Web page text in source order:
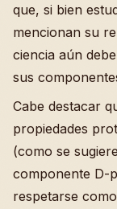
que, si bien
mencionan su
ciencia aún
sus
Cabe destacar
propiedades
(como se
componente D-
respetarse